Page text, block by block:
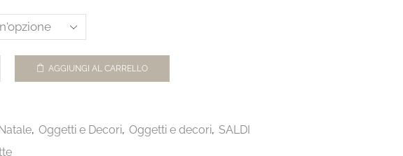
AGGIUNGI AL CARRELLO
Natale, Oggetti e Decori, Oggetti e decori, SALDI